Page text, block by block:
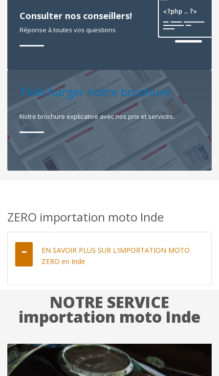
Consulter nos conseillers!
Réponse à toutes vos questions
Télécharger notre brochure
Notre brochure explicative avec nos prix et services.
ZERO importation moto Inde
EN SAVOIR PLUS SUR L’IMPORTATION MOTO
ZERO en Inde
NOTRE SERVICE
importation moto Inde